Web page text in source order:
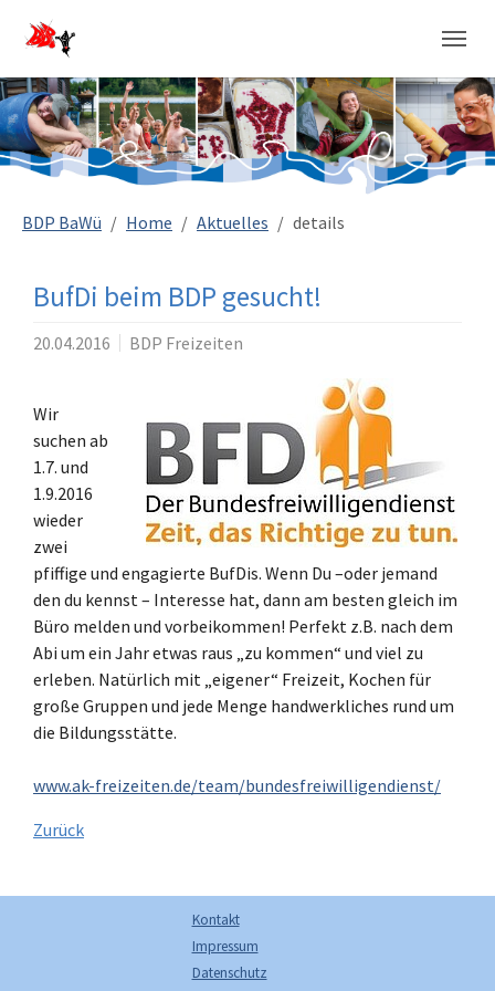
BDP BaWü Home Aktuelles details
BufDi beim BDP gesucht!
20.04.2016 BDP Freizeiten
Wir
suchen ab
1.7. und
1.9.2016
wieder
zwei
pfiffige und engagierte BufDis. Wenn Du –oder jemand
den du kennst – Interesse hat, dann am besten gleich im
Büro melden und vorbeikommen! Perfekt z.B. nach dem
Abi um ein Jahr etwas raus „zu kommen“ und viel zu
erleben. Natürlich mit „eigener“ Freizeit, Kochen für
große Gruppen und jede Menge handwerkliches rund um
die Bildungsstätte.
www.ak-freizeiten.de/team/bundesfreiwilligendienst/
Zurück
Kontakt
Impressum
Datenschutz